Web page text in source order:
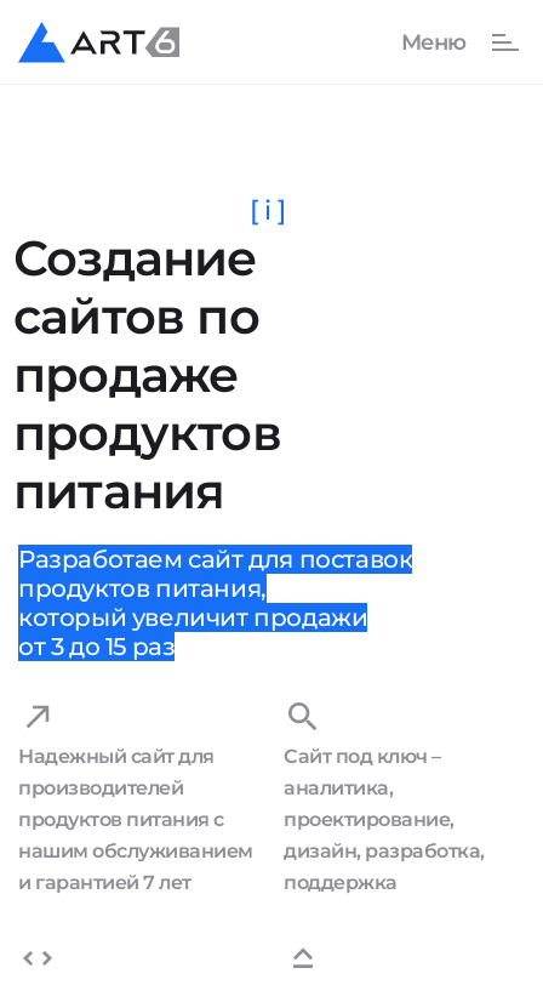
Создание
сайтов по
продаже
продуктов
питания
[ i ]
Разработаем сайт для поставок
продуктов питания,
который увеличит продажи
от 3 до 15 раз
Надежный сайт для
производителей
продуктов питания с
нашим обслуживанием
и гарантией 7 лет
Сайт под ключ –
аналитика,
проектирование,
дизайн, разработка,
поддержка